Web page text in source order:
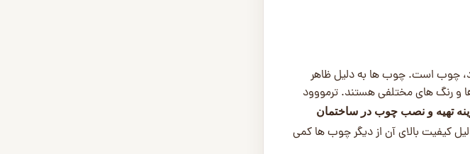
چوب است. چوب ها به دلیل ظاهر
و رنگ های مختلفی هستند. ترمووود
تهیه و نصب چوب در ساختمان
کیفیت بالای آن از دیگر چوب ها کمی